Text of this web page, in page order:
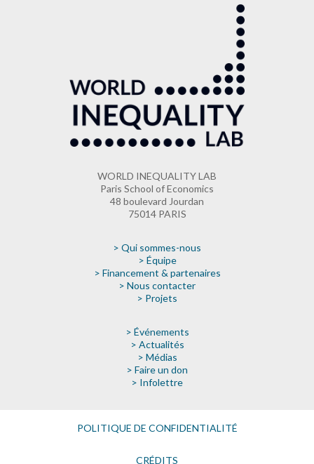
WORLD INEQUALITY LAB
Paris School of Economics
48 boulevard Jourdan
75014 PARIS
> Qui sommes-nous
> Équipe
> Financement & partenaires
> Nous contacter
> Projets
> Événements
> Actualités
> Médias
> Faire un don
> Infolettre
POLITIQUE DE CONFIDENTIALITÉ
CRÉDITS